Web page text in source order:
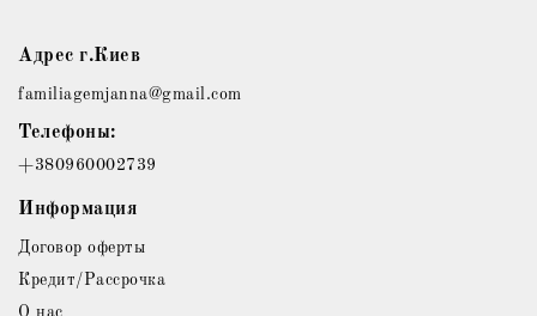
Адрес г.Киев
familiagemjanna@gmail.com
Телефоны:
+380960002739
Информация
Договор оферты
Кредит/Рассрочка
О нас